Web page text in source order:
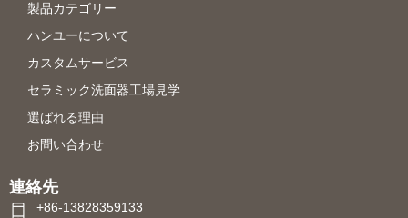
製品カテゴリー
ハンユーについて
カスタムサービス
セラミック洗面器工場見学
選ばれる理由
お問い合わせ
連絡先
+86-13828359133